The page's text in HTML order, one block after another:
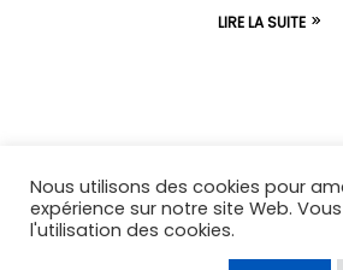
LIRE LA SUITE
Coppyright © 2026
Nous utilisons des cookies pour
expérience sur notre site Web.
l'utilisation des cookies.